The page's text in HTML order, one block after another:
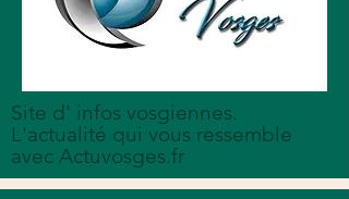
Site d' infos vosgiennes.
L'actualité qui vous ressemble
avec Actuvosges.fr